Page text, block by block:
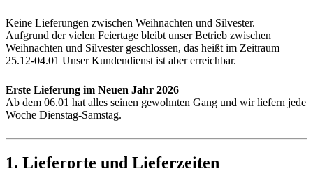
Keine Lieferungen zwischen Weihnachten und Silvester.
Aufgrund der vielen Feiertage bleibt unser Betrieb zwischen
Weihnachten und Silvester geschlossen, das heißt im Zeitraum
25.12-04.01 Unser Kundendienst ist aber erreichbar.
Erste Lieferung im Neuen Jahr 2026
Ab dem 06.01 hat alles seinen gewohnten Gang und wir liefern jede
Woche Dienstag-Samstag.
1. Lieferorte und Lieferzeiten